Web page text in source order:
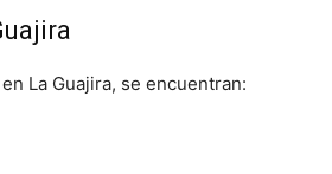
La Guajira, se encuentran: